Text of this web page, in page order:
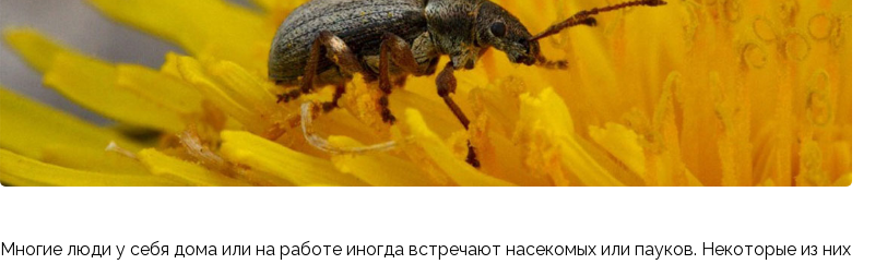
Многие люди у себя дома или на работе иногда встречают насекомых или пауков. Некоторые из них